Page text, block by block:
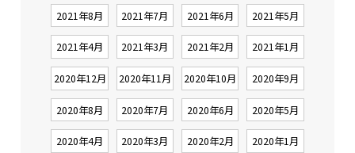
2021年8月 2021年7月 2021年6月 2021年5月
2021年4月 2021年3月 2021年2月 2021年1月
2020年12月 2020年11月 2020年10月 2020年9月
2020年8月 2020年7月 2020年6月 2020年5月
2020年4月 2020年3月 2020年2月 2020年1月